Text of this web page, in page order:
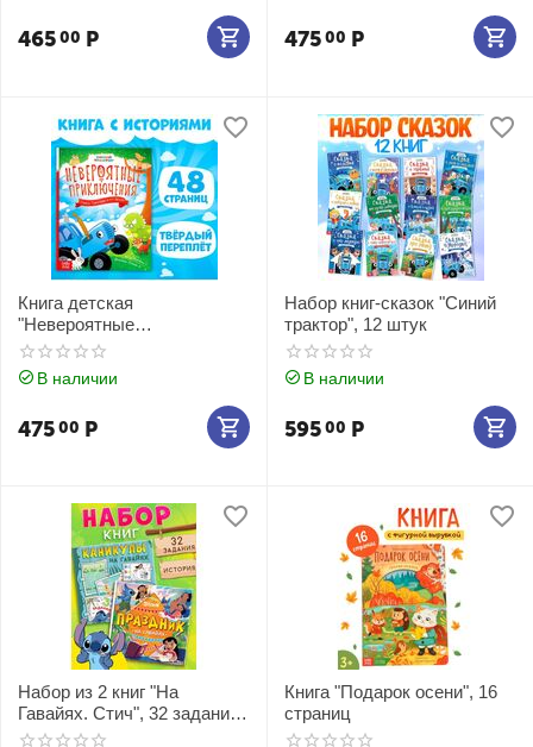
46500 Р 47500 Р
Книга детская
"Невероятные
приключения. Синий
трактор"
В наличии
47500 Р
Набор книг-сказок "Синий
трактор", 12 штук
В наличии
59500 Р
Набор из 2 книг "На
Гавайях. Стич", 32 задания
+ история
Книга "Подарок осени", 16
страниц